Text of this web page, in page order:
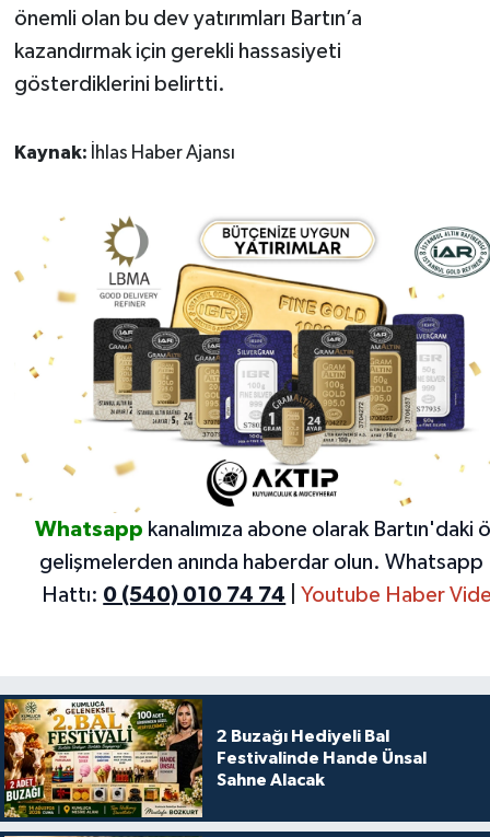
önemli olan bu dev yatırımları Bartın’a
kazandırmak için gerekli hassasiyeti
gösterdiklerini belirtti.
Kaynak: İhlas Haber Ajansı
Whatsapp kanalımıza abone olarak Bartın'daki
gelişmelerden anında haberdar olun. Whatsapp
Hattı: 0 (540) 010 74 74 Youtube Haber
2 Buzağı Hediyeli Bal
Festivalinde Hande Ünsal
Sahne Alacak